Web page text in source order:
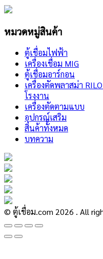
หมวดหมู่สินค้า
ตู้เชื่อมไฟฟ้า
เครื่องเชื่อม MIG
ตู้เชื่อมอาร์กอน
เครื่องตัดพลาสม่า
โรงงาน
เครื่องตัดตามแบบ
อุปกรณ์เสริม
สินค้าทั้งหมด
บทความ
© ตู้เชื่อม.com 2026 . All